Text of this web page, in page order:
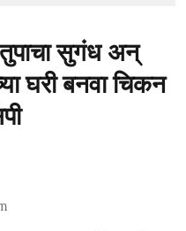
सुगंध अन्
घरी बनवा चिकन